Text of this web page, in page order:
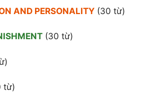
AND PERSONALITY (30 từ)
(30 từ)
từ)